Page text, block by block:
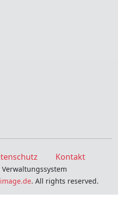
Kontakt
. All rights reserved.